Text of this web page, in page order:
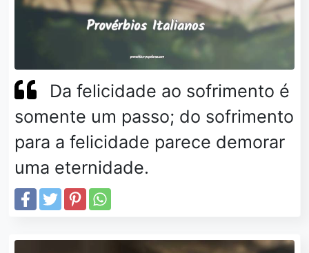
Da felicidade ao sofrimento é
somente um passo; do sofrimento
para a felicidade parece demorar
uma eternidade.